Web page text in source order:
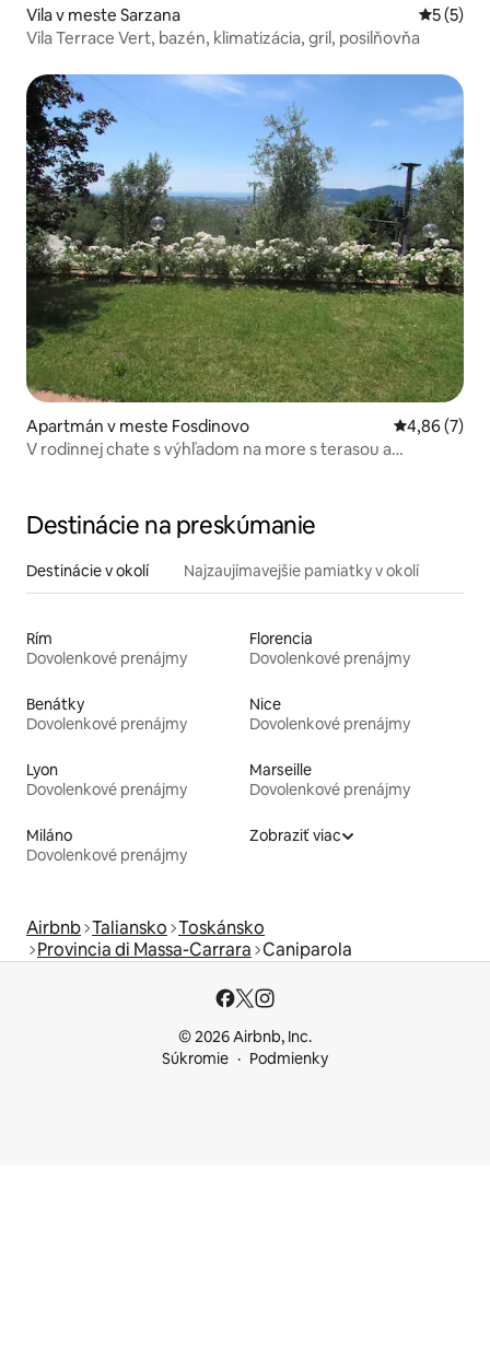
Vila v meste Sarzana
5 (5)
Vila Terrace Vert, bazén, klimatizácia, gril, posilňovňa
Apartmán v meste Fosdinovo Priemerné
4,86 (7)
V rodinnej chate s výhľadom na more s terasou a
Destinácie na preskúmanie
Destinácie v okolí Najzaujímavejšie pamiatky v okolí
Rím
Dovolenkové prenájmy
Florencia
Dovolenkové prenájmy
Benátky
Dovolenkové prenájmy
Nice
Dovolenkové prenájmy
Lyon
Dovolenkové prenájmy
Marseille
Dovolenkové prenájmy
Miláno
Dovolenkové prenájmy
Zobraziť viac
Airbnb Taliansko Toskánsko
Provincia di Massa-Carrara Caniparola
© 2026 Airbnb, Inc.
Súkromie
Podmienky